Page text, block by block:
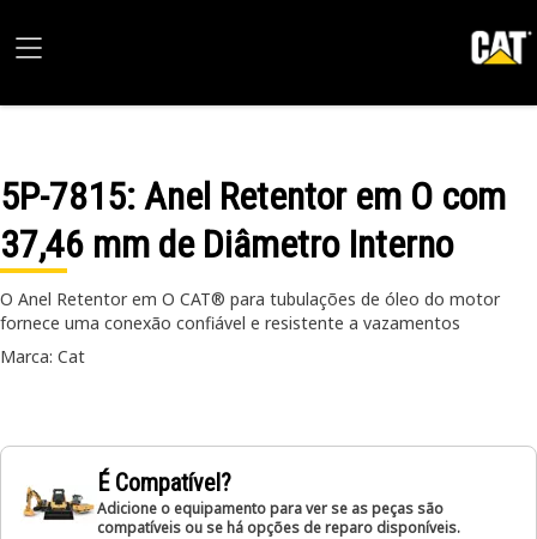
5P-7815: Anel Retentor em O com
37,46 mm de Diâmetro Interno
O Anel Retentor em O CAT® para tubulações de óleo do motor
fornece uma conexão confiável e resistente a vazamentos
Marca: Cat
É Compatível?
Adicione o equipamento para ver se as peças são
compatíveis ou se há opções de reparo disponíveis.